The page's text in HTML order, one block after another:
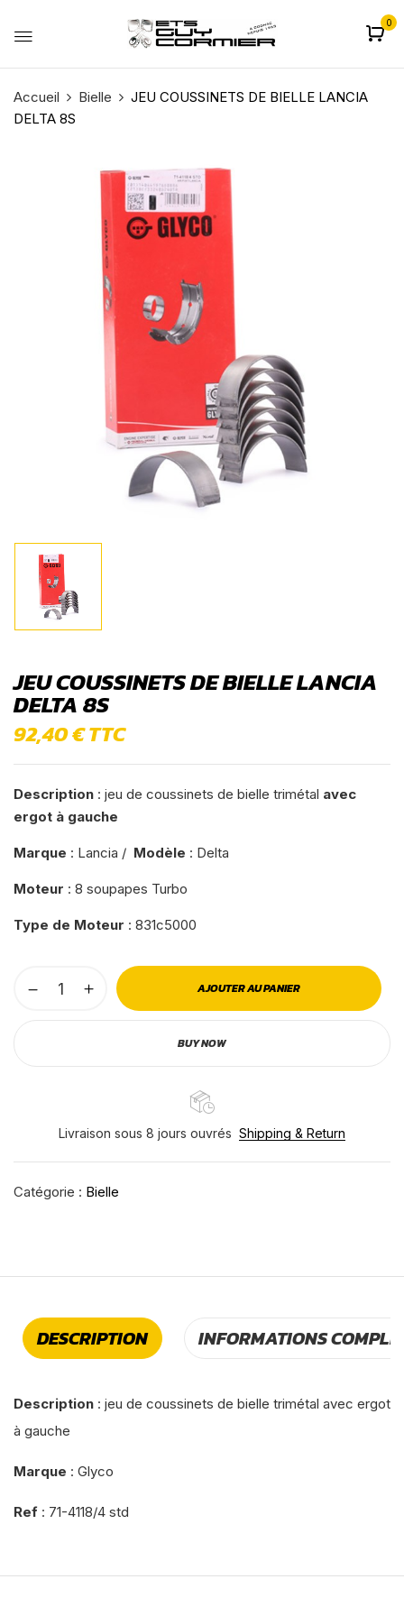
0
Accueil Bielle
JEU COUSSINETS DE BIELLE LANCIA
DELTA 8S
JEU COUSSINETS DE BIELLE LANCIA
DELTA 8S
92,40€TTC
Description : jeu de coussinets de bielle trimétal avec
ergot à gauche
Marque : Lancia / Modèle : Delta
Moteur : 8 soupapes Turbo
Type de Moteur : 831c5000
AJOUTER AU PANIER
BUY NOW
Livraison sous 8 jours ouvrés Shipping & Return
Catégorie : Bielle
DESCRIPTION INFORMATIONS
Description : jeu de coussinets de bielle trimétal avec ergot
à gauche
Marque : Glyco
Ref : 71-4118/4 std